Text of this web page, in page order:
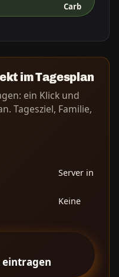
Carb
im Tagesplan
ein Klick und
Tagesziel, Familie,
Server in
Keine
eintragen